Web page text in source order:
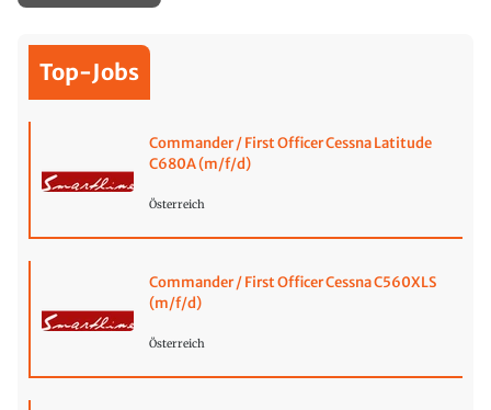
Top-Jobs
Commander / First Officer Cessna Latitude
C680A (m/f/d)
Österreich
Commander / First Officer Cessna C560XLS
(m/f/d)
Österreich